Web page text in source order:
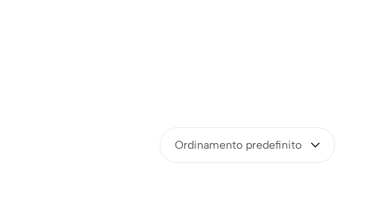
Ordinamento predefinito